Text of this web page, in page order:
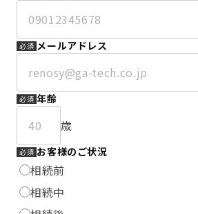
必須 メールアドレス
必須 年齢
歳
必須 お客様のご状況
相続前
相続中